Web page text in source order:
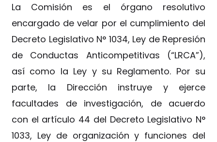
La Comisión es el órgano resolutivo
encargado de velar por el cumplimiento del
Decreto Legislativo N° 1034, Ley de Represión
de Conductas Anticompetitivas (“LRCA”),
así como la Ley y su Reglamento. Por su
parte, la Dirección instruye y ejerce
facultades de investigación, de acuerdo
con el artículo 44 del Decreto Legislativo N°
1033, Ley de organización y funciones del